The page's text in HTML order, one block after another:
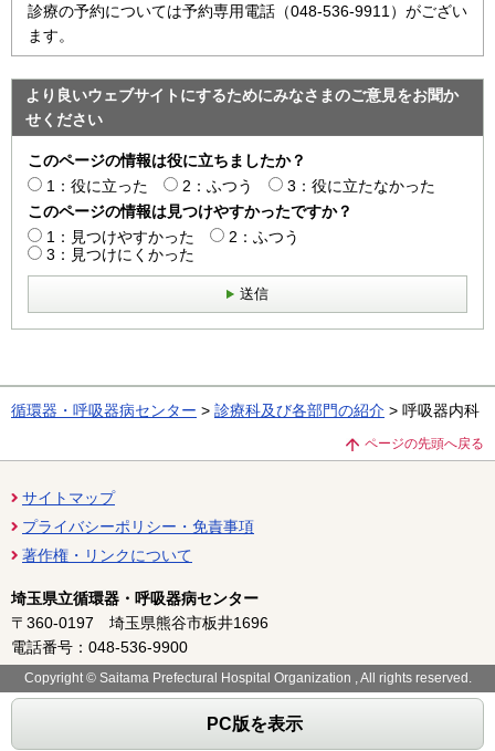
診療の予約については予約専用電話（048-536-9911）がござい
ます。
より良いウェブサイトにするためにみなさまのご意見をお聞か
せください
このページの情報は役に立ちましたか？
1：役に立った
2：ふつう
3：役に立たなかった
このページの情報は見つけやすかったですか？
1：見つけやすかった
2：ふつう
3：見つけにくかった
送信
循環器・呼吸器病センター > 診療科及び各部門の紹介 > 呼吸器内科
ページの先頭へ戻る
サイトマップ
プライバシーポリシー・免責事項
著作権・リンクについて
埼玉県立循環器・呼吸器病センター
〒360-0197 埼玉県熊谷市板井1696
電話番号：048-536-9900
Copyright © Saitama Prefectural Hospital Organization , All rights reserved.
PC版を表示